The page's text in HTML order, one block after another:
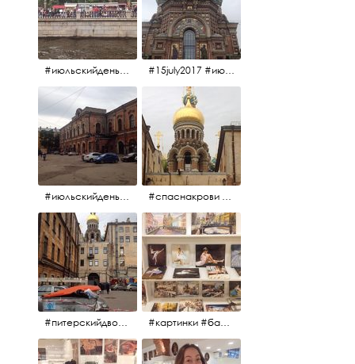
#июльскийдень2017 #15july2017 #15july2017 #июльскийдень2017 #спаснакрови
#июльскийдень2017 #15july2017 #спаснакрови #июльскийдень2017
#питерскийдвор #спаснакрови #июльскийдень2017 #картинки #балетпитера #янтарьроссиии